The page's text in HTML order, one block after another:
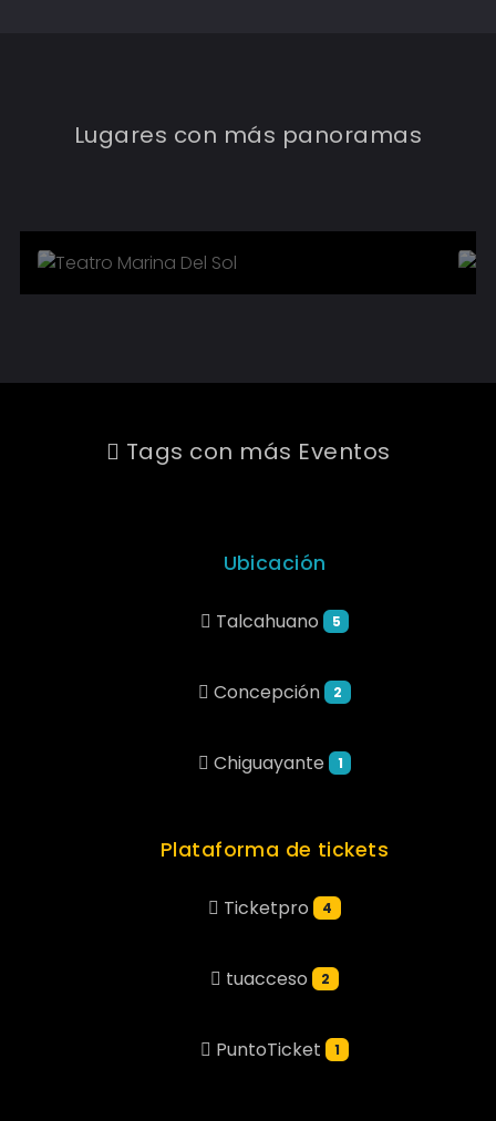
Lugares con más panoramas
3 Eventos
Tags con más Eventos
Ubicación
Talcahuano 5
Concepción 2
Chiguayante 1
Plataforma de tickets
Ticketpro 4
tuacceso 2
PuntoTicket 1